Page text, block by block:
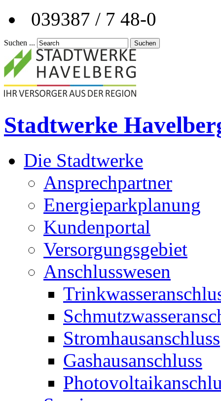
039387 / 7 48-0
Suchen ... Suchen
Stadtwerke
Die Stadtwerke
Ansprechpartner
Energieparkplanung
Kundenportal
Versorgungsgebiet
Anschlusswesen
Stromhausanschluss
Gashausanschluss